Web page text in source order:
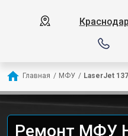
Краснодар
Главная / МФУ / LaserJet
Ремонт МФУ